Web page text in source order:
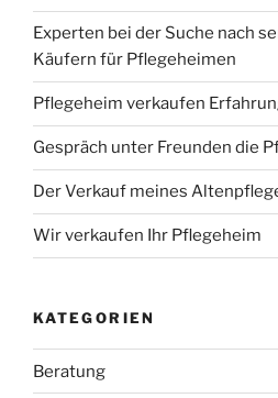
Experten bei der Suche nach
Käufern für Pflegeheimen
Pflegeheim verkaufen
Gespräch unter Freunden die
Der Verkauf meines
Wir verkaufen Ihr Pflegeheim
KATEGORIEN
Beratung